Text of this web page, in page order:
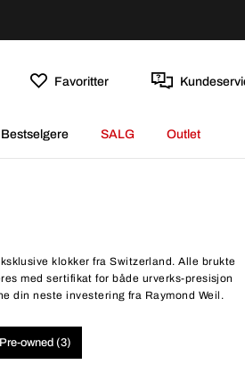
Favoritter
Bestselgere SALG Outlet
klokker fra Switzerland. Alle brukte
med sertifikat for både urverks-presisjon
din neste investering fra Raymond Weil.
Pre-owned (3)